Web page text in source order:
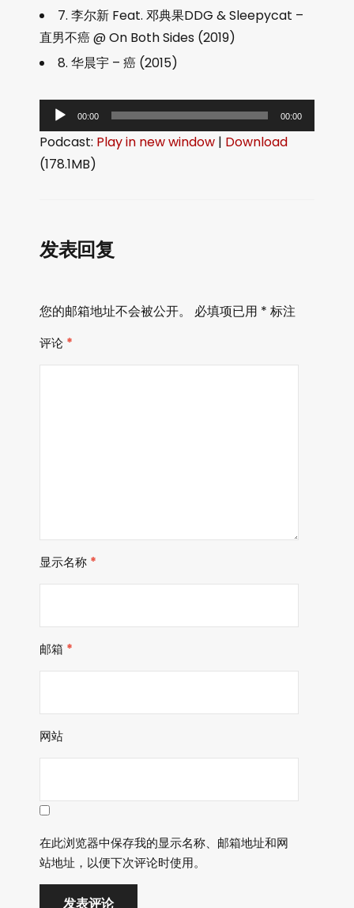
7. 李尔新 Feat. 邓典果DDG & Sleepycat –
直男不癌 @ On Both Sides (2019)
8. 华晨宇 – 癌 (2015)
频
播
放
00:00 00:00
Podcast: Play in new window | Download
(178.1MB)
发表回复
您的邮箱地址不会被公开。 必填项已用 * 标注
评论 *
显示名称 *
邮箱 *
网站
在此浏览器中保存我的显示名称、邮箱地址和网
站地址，以便下次评论时使用。